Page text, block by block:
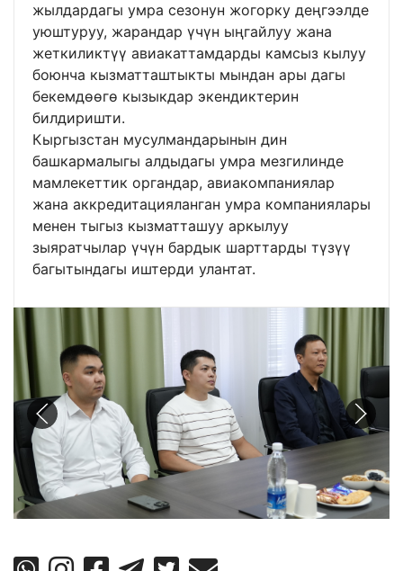
жылдардагы умра сезонун жогорку деңгээлде
уюштуруу, жарандар үчүн ыңгайлуу жана
жеткиликтүү авиакаттамдарды камсыз кылуу
боюнча кызматташтыкты мындан ары дагы
бекемдөөгө кызыкдар экендиктерин
билдиришти.
Кыргызстан мусулмандарынын дин
башкармалыгы алдыдагы умра мезгилинде
мамлекеттик органдар, авиакомпаниялар
жана аккредитацияланган умра компаниялары
менен тыгыз кызматташуу аркылуу
зыяратчылар үчүн бардык шарттарды түзүү
багытындагы иштерди улантат.